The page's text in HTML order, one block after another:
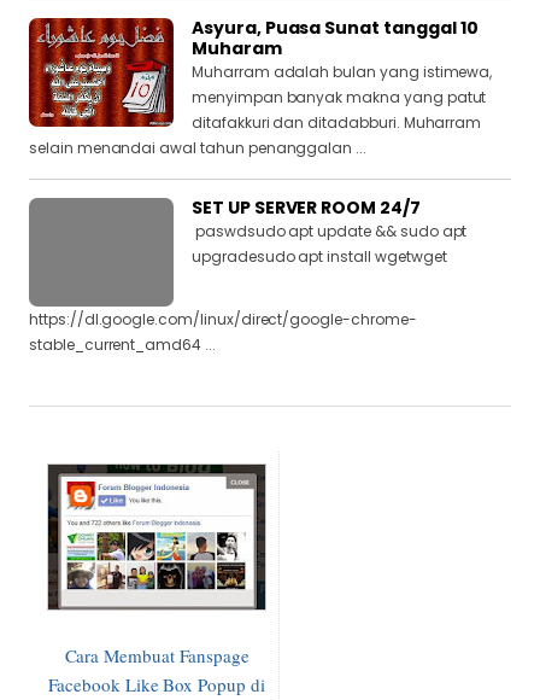
Asyura, Puasa Sunat tanggal 10
Muharam
Muharram adalah bulan yang istimewa,
menyimpan banyak makna yang patut
ditafakkuri dan ditadabburi. Muharram
selain menandai awal tahun penanggalan ...
SET UP SERVER ROOM 24/7
paswdsudo apt update && sudo apt
upgradesudo apt install wgetwget
https://dl.google.com/linux/direct/google-chrome-
stable_current_amd64 ...
Cara Membuat Fanspage
Facebook Like Box Popup di